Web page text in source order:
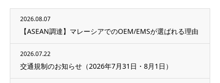
2026.08.07
【ASEAN調達】マレーシアでのOEM/EMSが選ばれる理由
2026.07.22
交通規制のお知らせ（2026年7月31日・8月1日）